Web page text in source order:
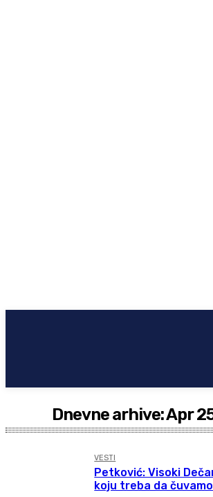
Dnevne arhive: Apr
VESTI
Petković: Visoki
koju treba da čuvamo